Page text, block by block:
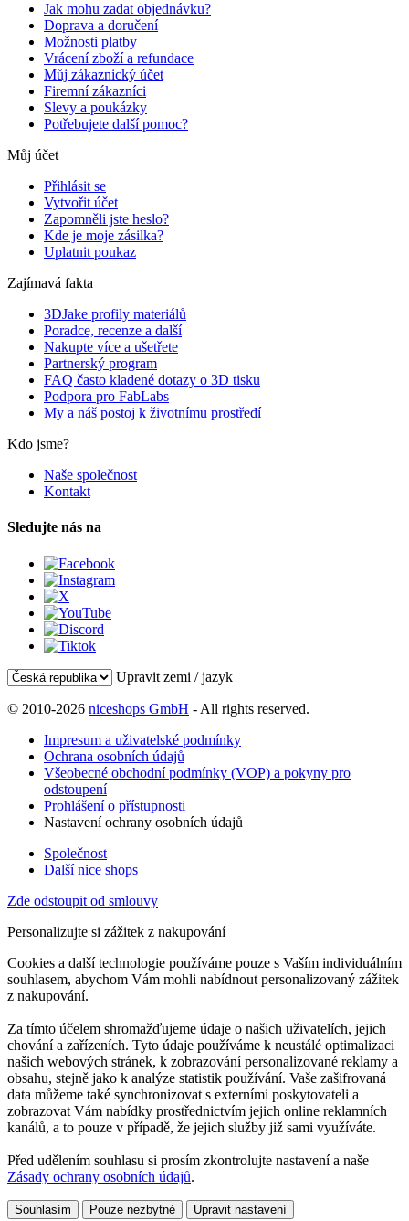
Jak mohu zadat objednávku?
Doprava a doručení
Možnosti platby
Vrácení zboží a refundace
Můj zákaznický účet
Firemní zákazníci
Slevy a poukázky
Potřebujete další pomoc?
Můj účet
Přihlásit se
Vytvořit účet
Zapomněli jste heslo?
Kde je moje zásilka?
Uplatnit poukaz
Zajímavá fakta
3DJake profily materiálů
Poradce, recenze a další
Nakupte více a ušetřete
Partnerský program
FAQ často kladené dotazy o 3D tisku
Podpora pro FabLabs
My a náš postoj k životnímu prostředí
Kdo jsme?
Naše společnost
Kontakt
Sledujte nás na
Upravit zemi / jazyk
© 2010-2026 niceshops GmbH - All rights reserved.
Impresum a uživatelské podmínky
Ochrana osobních údajů
Všeobecné obchodní podmínky (VOP) a pokyny pro
odstoupení
Prohlášení o přístupnosti
Nastavení ochrany osobních údajů
Společnost
Další nice shops
Zde odstoupit od smlouvy
Personalizujte si zážitek z nakupování
Cookies a další technologie používáme pouze s Vaším individuálním
souhlasem, abychom Vám mohli nabídnout personalizovaný zážitek
z nakupování.
Za tímto účelem shromažďujeme údaje o našich uživatelích, jejich
chování a zařízeních. Tyto údaje používáme k neustálé optimalizaci
našich webových stránek, k zobrazování personalizované reklamy a
obsahu, stejně jako k analýze statistik používání. Vaše zašifrovaná
data můžeme také synchronizovat s externími poskytovateli a
zobrazovat Vám nabídky prostřednictvím jejich online reklamních
kanálů, a to pouze v případě, že jejich služby již sami využíváte.
Před udělením souhlasu si prosím zkontrolujte nastavení a naše
Zásady ochrany osobních údajů.
Souhlasím Pouze nezbytné Upravit nastavení